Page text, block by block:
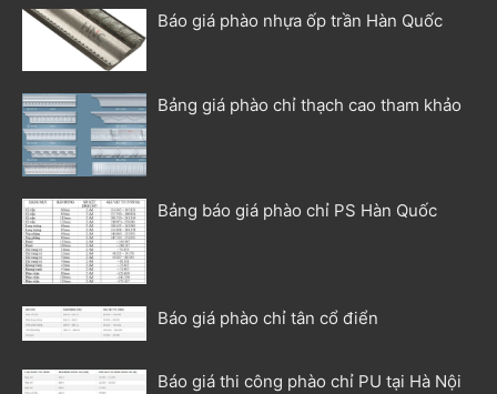
Báo giá phào nhựa ốp trần Hàn Quốc
Bảng giá phào chỉ thạch cao tham khảo
Bảng báo giá phào chỉ PS Hàn Quốc
Báo giá phào chỉ tân cổ điển
Báo giá thi công phào chỉ PU tại Hà Nội